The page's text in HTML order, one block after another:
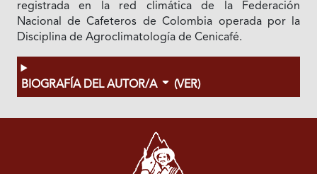
registrada en la red climática de la Federación
Nacional de Cafeteros de Colombia operada por la
Disciplina de Agroclimatología de Cenicafé.
BIOGRAFÍA DEL AUTOR/A (VER)